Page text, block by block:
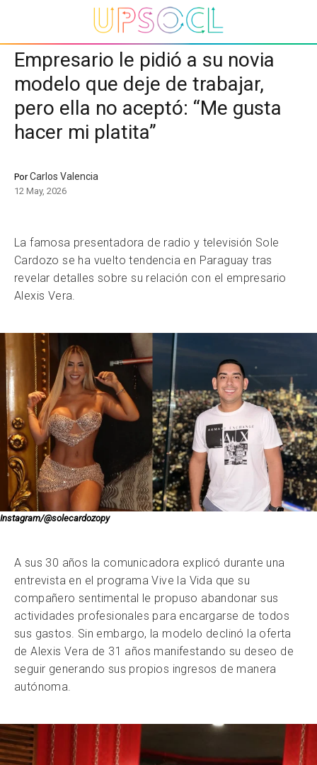
Empresario le pidió a su novia
modelo que deje de trabajar,
pero ella no aceptó: “Me gusta
hacer mi platita”
PorCarlos Valencia
12 May, 2026
La famosa presentadora de radio y televisión Sole
Cardozo se ha vuelto tendencia en Paraguay tras
revelar detalles sobre su relación con el empresario
Alexis Vera.
Instagram/@solecardozopy
A sus 30 años la comunicadora explicó durante una
entrevista en el programa Vive la Vida que su
compañero sentimental le propuso abandonar sus
actividades profesionales para encargarse de todos
sus gastos. Sin embargo, la modelo declinó la oferta
de Alexis Vera de 31 años manifestando su deseo de
seguir generando sus propios ingresos de manera
autónoma.